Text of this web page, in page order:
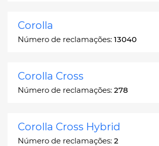
Corolla
Número de reclamações: 13040
Corolla Cross
Número de reclamações: 278
Corolla Cross Hybrid
Número de reclamações: 2